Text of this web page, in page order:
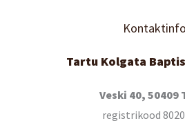
Kontaktinfo
Tartu Kolgata
Veski 40, 50409
registrikood